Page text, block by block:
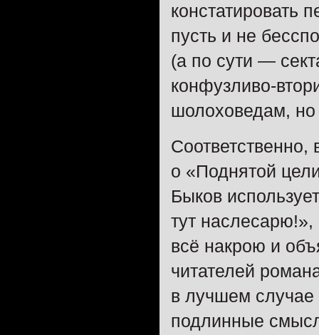
констатировать
пусть и не
(а по сути —
конфузливо-
шолоховедам,
о «Поднятой
Быков
тут
всё накрою и
читателей
в лучшем случае
подлинные